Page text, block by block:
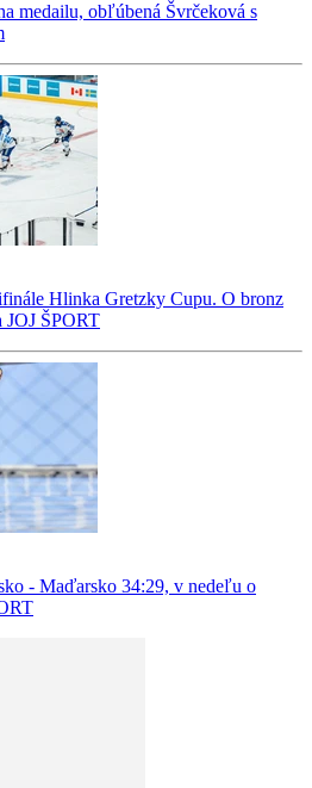
medailu, obľúbená Švrčeková s
Hlinka Gretzky Cupu. O bronz
JOJ ŠPORT
- Maďarsko 34:29, v nedeľu o